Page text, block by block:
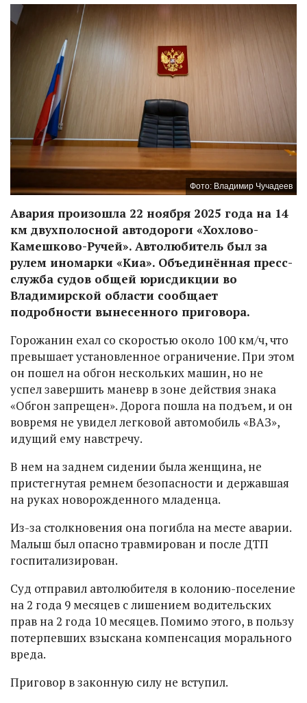
Фото: Владимир Чучадеев
Авария произошла 22 ноября 2025 года на 14
км двухполосной автодороги «Хохлово-
Камешково-Ручей». Автолюбитель был за
рулем иномарки «Киа». Объединённая пресс-
служба судов общей юрисдикции во
Владимирской области сообщает
подробности вынесенного приговора.
Горожанин ехал со скоростью около 100 км/ч, что
превышает установленное ограничение. При этом
он пошел на обгон нескольких машин, но не
успел завершить маневр в зоне действия знака
«Обгон запрещен». Дорога пошла на подъем, и он
вовремя не увидел легковой автомобиль «ВАЗ»,
идущий ему навстречу.
В нем на заднем сидении была женщина, не
пристегнутая ремнем безопасности и державшая
на руках новорожденного младенца.
Из-за столкновения она погибла на месте аварии.
Малыш был опасно травмирован и после ДТП
госпитализирован.
Суд отправил автолюбителя в колонию-поселение
на 2 года 9 месяцев с лишением водительских
прав на 2 года 10 месяцев. Помимо этого, в пользу
потерпевших взыскана компенсация морального
вреда.
Приговор в законную силу не вступил.